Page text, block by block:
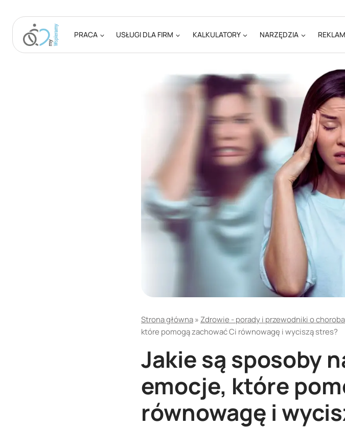
PRACA USŁUGI DLA FIRM KALKULATORY NARZĘDZIA
Strona główna» Zdrowie - porady i przewodniki o
które pomogą zachować Ci równowagę i wyciszą stres?
Jakie są sposoby
emocje, które
równowagę i